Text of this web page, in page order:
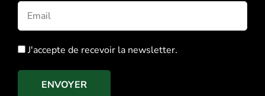
J'accepte de recevoir la newsletter.
ENVOYER